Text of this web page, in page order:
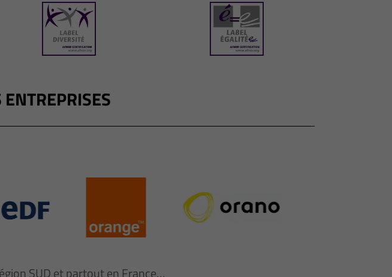
SUD et partout en France…